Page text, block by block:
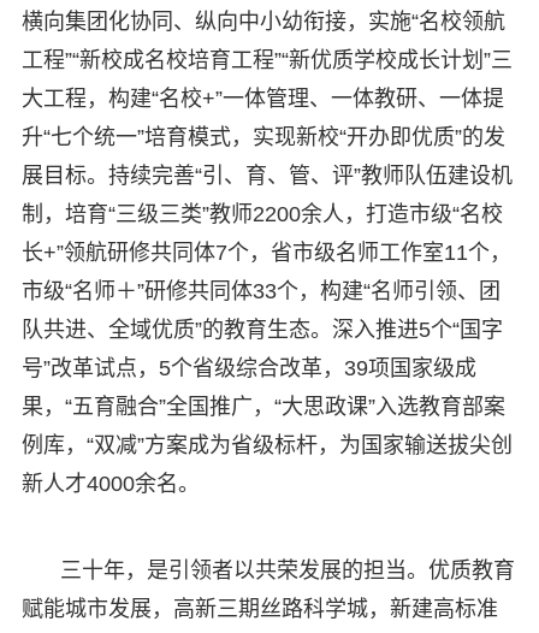
横向集团化协同、纵向中小幼衔接，实施“名校领航
工程”“新校成名校培育工程”“新优质学校成长计划”三
大工程，构建“名校+”一体管理、一体教研、一体提
升“七个统一”培育模式，实现新校“开办即优质”的发
展目标。持续完善“引、育、管、评”教师队伍建设机
制，培育“三级三类”教师2200余人，打造市级“名校
长+”领航研修共同体7个，省市级名师工作室11个，
市级“名师＋”研修共同体33个，构建“名师引领、团
队共进、全域优质”的教育生态。深入推进5个“国字
号”改革试点，5个省级综合改革，39项国家级成
果，“五育融合”全国推广，“大思政课”入选教育部案
例库，“双减”方案成为省级标杆，为国家输送拔尖创
新人才4000余名。
三十年，是引领者以共荣发展的担当。优质教育
赋能城市发展，高新三期丝路科学城，新建高标准